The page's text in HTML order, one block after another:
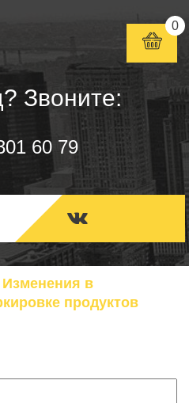
Звоните:
60 79
0
Изменения в
продуктов